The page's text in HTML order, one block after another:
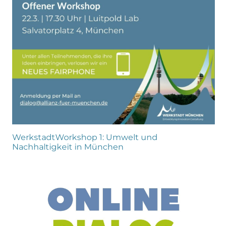
WerkstadtWorkshop 1: Umwelt und
Nachhaltigkeit in München